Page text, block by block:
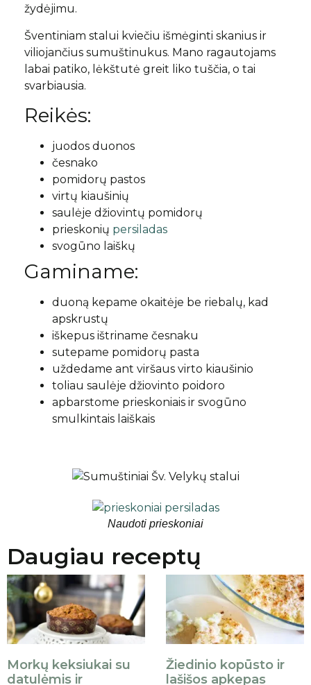
žydėjimu.
Šventiniam stalui kviečiu išmėginti skanius ir
viliojančius sumuštinukus. Mano ragautojams
labai patiko, lėkštutė greit liko tuščia, o tai
svarbiausia.
Reikės:
juodos duonos
česnako
pomidorų pastos
virtų kiaušinių
saulėje džiovintų pomidorų
prieskonių persiladas
svogūno laiškų
Gaminame:
duoną kepame okaitėje be riebalų, kad
apskrustų
iškepus ištriname česnaku
sutepame pomidorų pasta
uždedame ant viršaus virto kiaušinio
toliau saulėje džiovinto poidoro
apbarstome prieskoniais ir svogūno
smulkintais laiškais
Naudoti prieskoniai
Daugiau receptų
Morkų keksiukai su
datulėmis ir
Žiedinio kopūsto ir
lašišos apkepas